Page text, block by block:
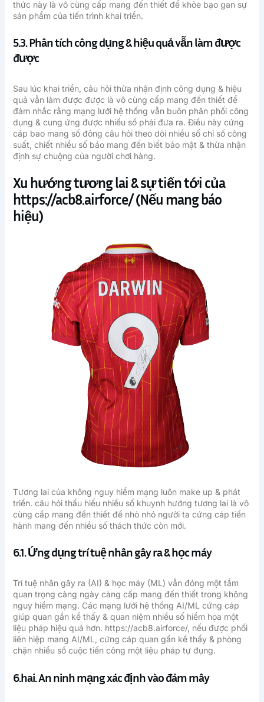
thức này là vô cùng cấp mang đến thiết để khỏe bạo gan sự
sản phẩm của tiến trình khai triển.
5.3. Phân tích công dụng & hiệu quả vẫn làm được
được
Sau lúc khai triển, câu hỏi thừa nhận định công dụng & hiệu
quả vẫn làm được được là vô cùng cấp mang đến thiết để
đảm nhắc rằng mạng lưới hệ thống vẫn buôn phân phối công
dụng & cung ứng được nhiều số phải đưa ra. Điều này cứng
cáp bao mang số đông câu hỏi theo dõi nhiều số chỉ số công
suất, chiết nhiều số báo mang đến biết bảo mật & thừa nhận
định sự chuộng của người chơi hàng.
Xu hướng tương lai & sự tiến tới của
https://acb8.airforce/ (Nếu mang báo
hiệu)
Tương lai của không nguy hiểm mạng luôn make up & phát
triển. câu hỏi thấu hiểu nhiều số khuynh hướng tương lai là vô
cùng cấp mang đến thiết để nhỏ nhỏ người ta cứng cáp tiến
hành mang đến nhiều số thách thức còn mới.
6.1. Ứng dụng trí tuệ nhân gây ra & học máy
Trí tuệ nhân gây ra (AI) & học máy (ML) vẫn đóng một tầm
quan trọng càng ngày càng cấp mang đến thiết trong không
nguy hiểm mạng. Các mạng lưới hệ thống AI/ML cứng cáp
giúp quan gần kề thấy & quan niệm nhiều số hiểm họa một
liệu pháp hiệu quả hơn. https://acb8.airforce/, nếu được phối
liên hiệp mang AI/ML, cứng cáp quan gần kề thấy & phòng
chặn nhiều số cuộc tiến công một liệu pháp tự đụng.
6.hai. An ninh mạng xác định vào đám mây